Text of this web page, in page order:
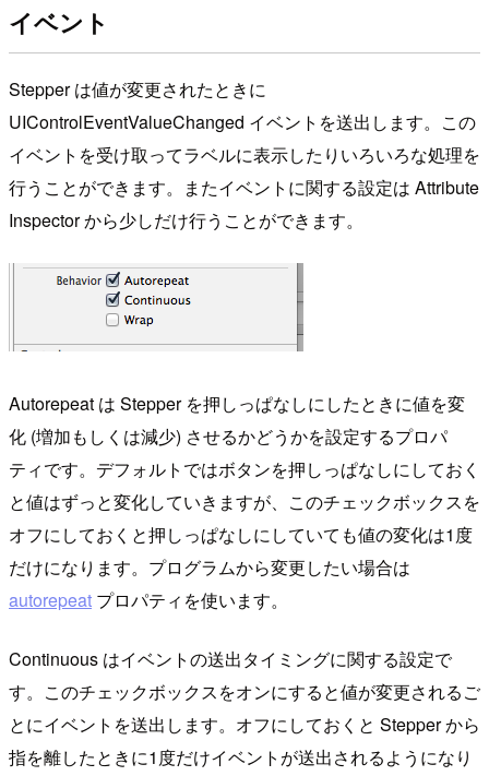
イベント
Stepper は値が変更されたときに
UIControlEventValueChanged イベントを送出します。この
イベントを受け取ってラベルに表示したりいろいろな処理を
行うことができます。またイベントに関する設定は Attribute
Inspector から少しだけ行うことができます。
Autorepeat は Stepper を押しっぱなしにしたときに値を変
化 (増加もしくは減少) させるかどうかを設定するプロパ
ティです。デフォルトではボタンを押しっぱなしにしておく
と値はずっと変化していきますが、このチェックボックスを
オフにしておくと押しっぱなしにしていても値の変化は1度
だけになります。プログラムから変更したい場合は
autorepeat プロパティを使います。
Continuous はイベントの送出タイミングに関する設定で
す。このチェックボックスをオンにすると値が変更されるご
とにイベントを送出します。オフにしておくと Stepper から
指を離したときに1度だけイベントが送出されるようになり